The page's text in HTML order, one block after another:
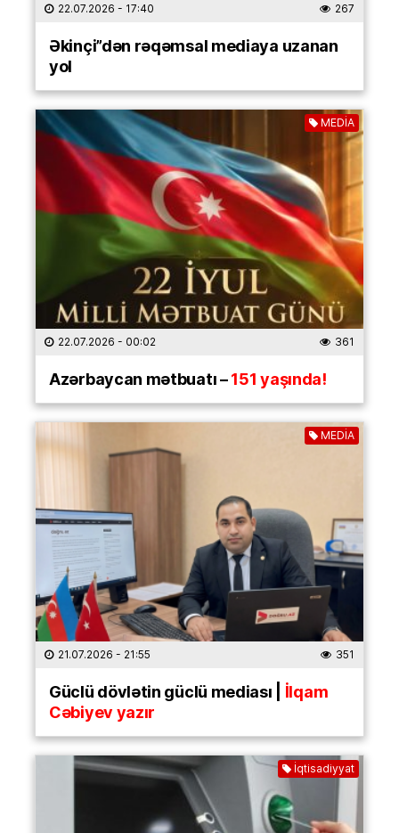
22.07.2026 - 17:40 267
Əkinçi”dən rəqəmsal mediaya uzanan
yol
MEDİA
22.07.2026 - 00:02 361
Azərbaycan mətbuatı –151 yaşında!
MEDİA
21.07.2026 - 21:55 351
Güclü dövlətin güclü mediası | İlqam
Cəbiyev yazır
İqtisadiyyat